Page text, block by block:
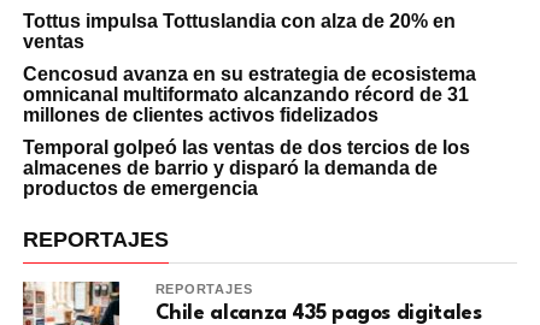
Tottus impulsa Tottuslandia con alza de 20% en
ventas
Cencosud avanza en su estrategia de ecosistema
omnicanal multiformato alcanzando récord de 31
millones de clientes activos fidelizados
Temporal golpeó las ventas de dos tercios de los
almacenes de barrio y disparó la demanda de
productos de emergencia
REPORTAJES
REPORTAJES
Chile alcanza 435 pagos digitales